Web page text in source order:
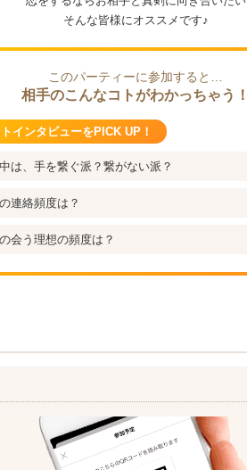
そんな皆様にオススメです♪
このパーティーに参加すると…
相手のこんなコトがわかっちゃう！
インタビューをPICK UP！
は、手を繋ぐ派？繋がない派？
連絡頻度は？
会う理想の頻度は？